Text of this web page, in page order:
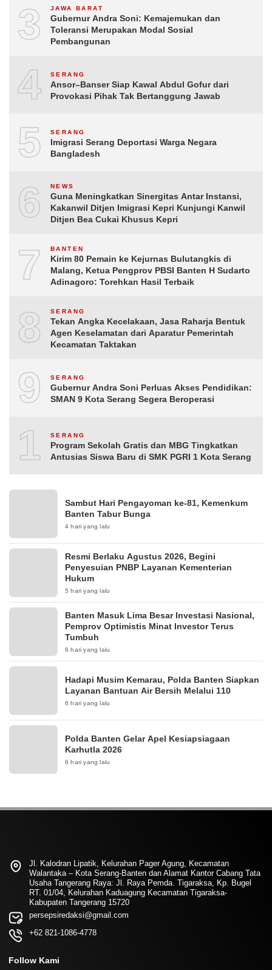
3 JAWA BARAT
Gubernur Andra Soni: Kemajemukan dan
Toleransi Merupakan Modal Sosial
Pembangunan
4 SERANG
Ansor–Banser Siap Kawal Abdul Gofur dari
Provokasi Pihak Tak Bertanggung Jawab
5 SERANG
Imigrasi Serang Deportasi Warga Negara
Bangladesh
6 NEWS
Guna Meningkatkan Sinergitas Antar Instansi,
Kakanwil Ditjen Imigrasi Kepri Kunjungi Kanwil
Ditjen Bea Cukai Khusus Kepri
7 BANTEN
Kirim 80 Pemain ke Kejurnas Bulutangkis di
Malang, Ketua Pengprov PBSI Banten H Sudarto
Adinagoro: Torehkan Hasil Terbaik
8 SERANG
Tekan Angka Kecelakaan, Jasa Raharja Bentuk
Agen Keselamatan dari Aparatur Pemerintah
Kecamatan Taktakan
9 SERANG
Gubernur Andra Soni Perluas Akses Pendidikan:
SMAN 9 Kota Serang Segera Beroperasi
10SERANG
Program Sekolah Gratis dan MBG Tingkatkan
Antusias Siswa Baru di SMK PGRI 1 Kota Serang
Sambut Hari Pengayoman ke-81, Kemenkum
Banten Tabur Bunga
4 hari yang lalu
Resmi Berlaku Agustus 2026, Begini
Penyesuian PNBP Layanan Kementerian
Hukum
5 hari yang lalu
Banten Masuk Lima Besar Investasi Nasional,
Pemprov Optimistis Minat Investor Terus
Tumbuh
6 hari yang lalu
Hadapi Musim Kemarau, Polda Banten Siapkan
Layanan Bantuan Air Bersih Melalui 110
6 hari yang lalu
Polda Banten Gelar Apel Kesiapsiagaan
Karhutla 2026
6 hari yang lalu
Jl. Kalodran Lipatik, Kelurahan Pager Agung, Kecamatan
Walantaka – Kota Serang-Banten dan Alamat Kantor Cabang Tata
Usaha Tangerang Raya: Jl. Raya Pemda. Tigaraksa, Kp. Bugel
RT. 01/04, Kelurahan Kaduagung Kecamatan Tigaraksa-
Kabupaten Tangerang 15720
persepsiredaksi@gmail.com
+62 821-1086-4778
Follow Kami